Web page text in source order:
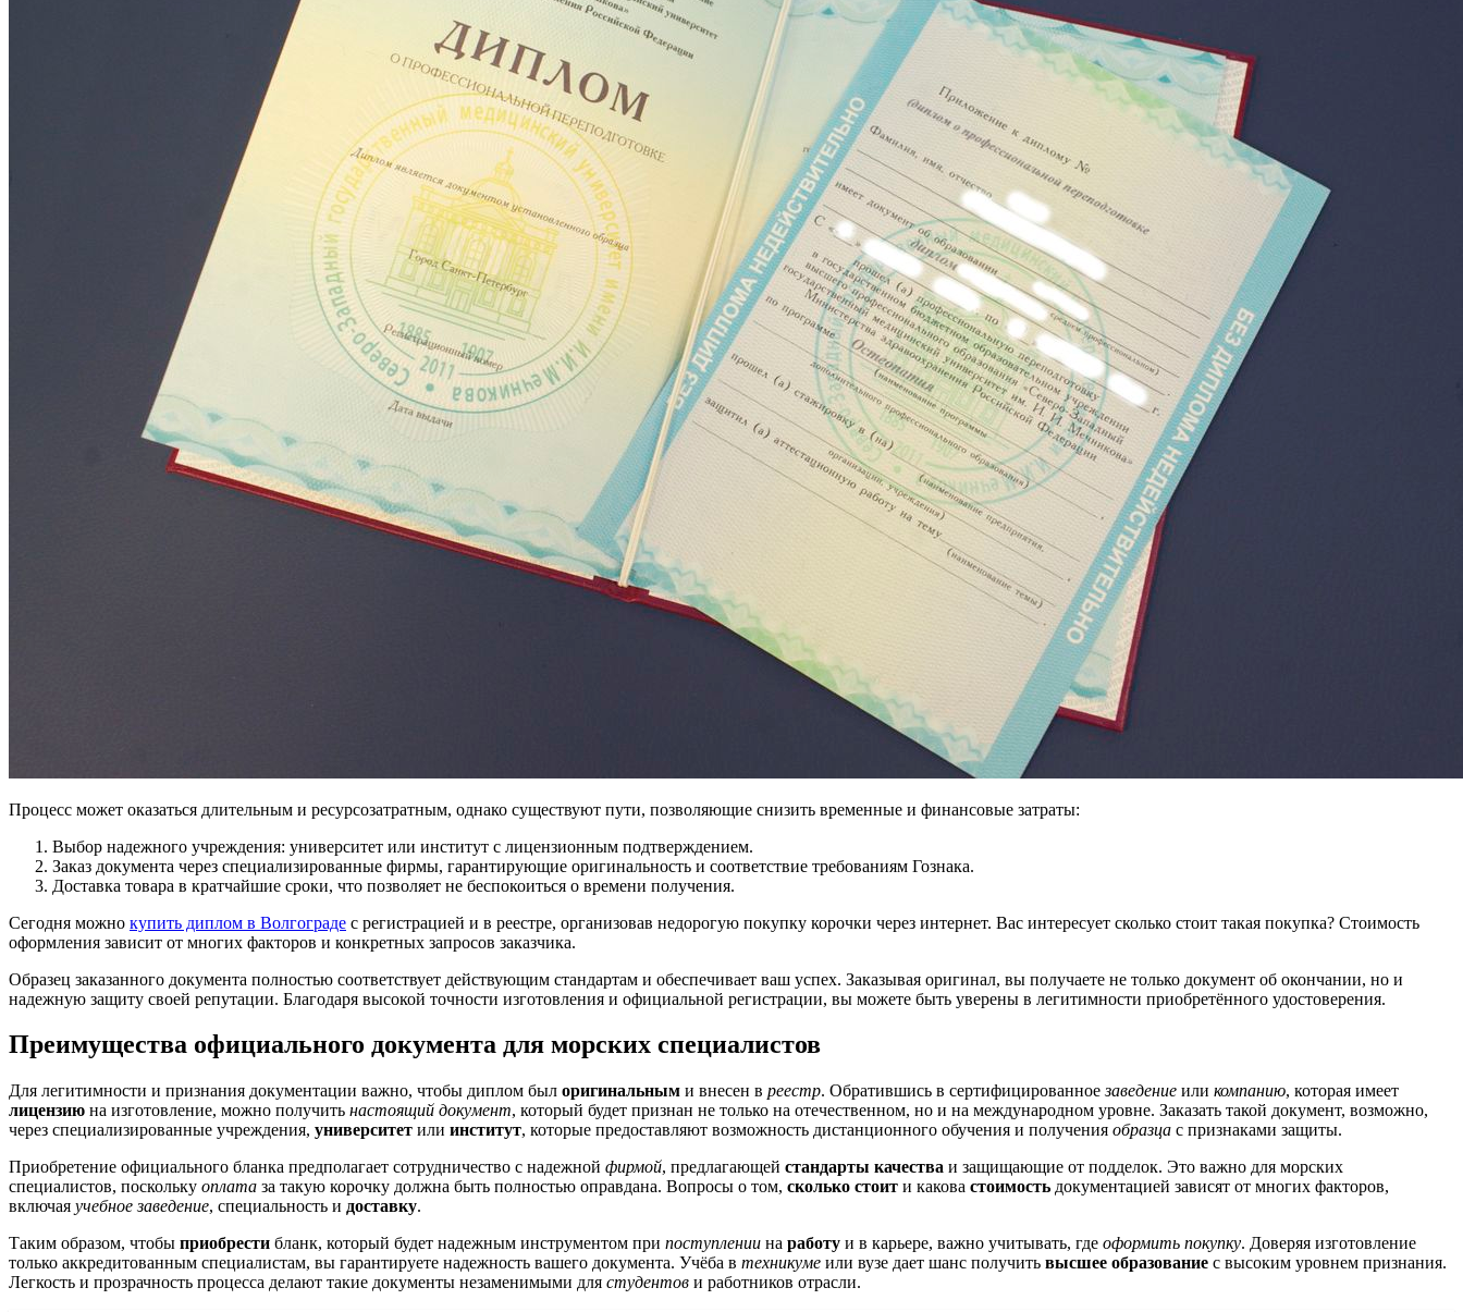
Процесс может оказаться длительным и ресурсозатратным, однако существуют пути, позволяющие снизить временные и финансовые затраты:
Выбор надежного учреждения: университет или институт с лицензионным подтверждением.
Заказ документа через специализированные фирмы, гарантирующие оригинальность и соответствие требованиям Гознака.
Доставка товара в кратчайшие сроки, что позволяет не беспокоиться о времени получения.
Сегодня можно купить диплом в Волгограде с регистрацией и в реестре, организовав недорогую покупку корочки через интернет. Вас интересует сколько стоит такая покупка? Стоимость
оформления зависит от многих факторов и конкретных запросов заказчика.
Образец заказанного документа полностью соответствует действующим стандартам и обеспечивает ваш успех. Заказывая оригинал, вы получаете не только документ об окончании, но и
надежную защиту своей репутации. Благодаря высокой точности изготовления и официальной регистрации, вы можете быть уверены в легитимности приобретённого удостоверения.
Преимущества официального документа для морских специалистов
Для легитимности и признания документации важно, чтобы диплом был оригинальным и внесен в реестр. Обратившись в сертифицированноезаведение или компанию, которая имеет
лицензию на изготовление, можно получить настоящий документ, который будет признан не только на отечественном, но и на международном уровне. Заказать такой документ, возможно,
через специализированные учреждения, университет или институт, которые предоставляют возможность дистанционного обучения и получения образца с признаками защиты.
Приобретение официального бланка предполагает сотрудничество с надежной фирмой, предлагающей стандарты качества и защищающие от подделок. Это важно для морских
специалистов, поскольку оплата за такую корочку должна быть полностью оправдана. Вопросы о том, сколько стоит и какова стоимость документацией зависят от многих факторов,
включая учебное заведение, специальность и доставку.
Таким образом, чтобы приобрести бланк, который будет надежным инструментом при поступлении на работу и в карьере, важно учитывать, где оформить покупку. Доверяя изготовление
только аккредитованным специалистам, вы гарантируете надежность вашего документа. Учёба в техникуме или вузе дает шанс получить высшее образование с высоким уровнем признания.
Легкость и прозрачность процесса делают такие документы незаменимыми для студентов и работников отрасли.